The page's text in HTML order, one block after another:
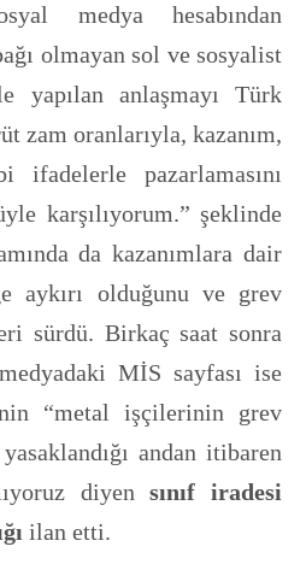
medya hesabından
olmayan sol ve sosyalist
yapılan anlaşmayı Türk
zam oranlarıyla, kazanım,
ifadelerle pazarlamasını
karşılıyorum.” şeklinde
da kazanımlara dair
aykırı olduğunu ve grev
sürdü. Birkaç saat sonra
MİS sayfası ise
“metal işçilerinin grev
andan itibaren
diyensınıf iradesi
ilan etti.